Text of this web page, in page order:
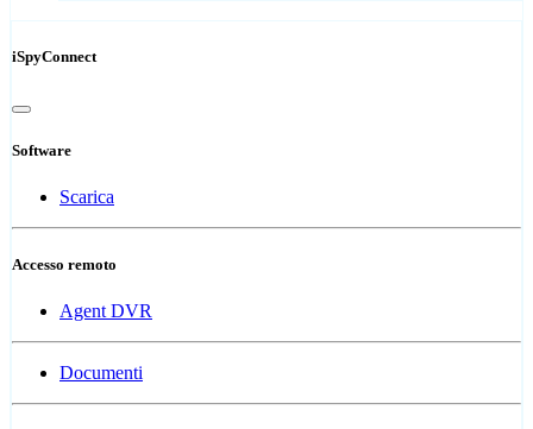
iSpyConnect
Software
Scarica
Accesso remoto
Agent DVR
Documenti